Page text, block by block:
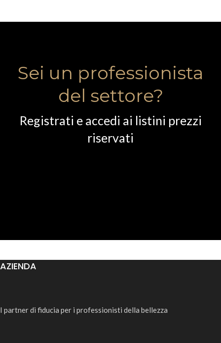
Sei un professionista
del settore?
Registrati e accedi ai listini prezzi
riservati
AZIENDA
I partner di fiducia per i professionisti della bellezza